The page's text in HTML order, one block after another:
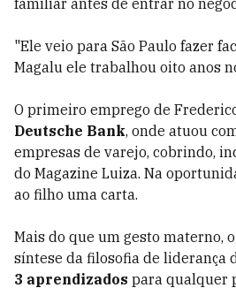
familiar antes de entrar no
"Ele veio para São Paulo fazer
Magalu ele trabalhou oito anos
O primeiro emprego de
Deutsche Bank, onde atuou
empresas de varejo, cobrindo,
do Magazine Luiza. Na
ao filho uma carta.
Mais do que um gesto materno,
síntese da filosofia de liderança
3 aprendizados para qualquer